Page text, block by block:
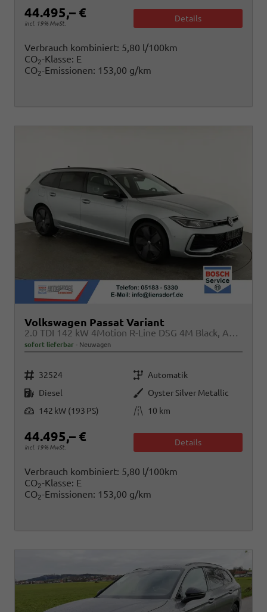
44.495,– €
incl. 19% MwSt.
Details
Verbrauch kombiniert: 5,80 l/100km
CO2-Klasse: E
CO2-Emissionen: 153,00 g/km
Volkswagen Passat Variant
2.0 TDI 142 kW 4Motion R-Line DSG 4M Black, AHK, IQ.Light, HUD, 19-Zoll, AreaView, Navi, Side
sofort lieferbar Neuwagen
Fahrzeugnr. 32524 Getriebe Automatik
Kraftstoff Diesel Außenfarbe Oyster Silver Metallic
Leistung
142 kW (193 PS) Kilometerstand 10 km
44.495,– €
incl. 19% MwSt.
Details
Verbrauch kombiniert: 5,80 l/100km
CO2-Klasse: E
CO2-Emissionen: 153,00 g/km